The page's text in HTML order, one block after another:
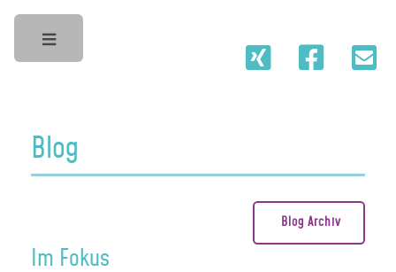
Blog
Blog Archiv
Im Fokus